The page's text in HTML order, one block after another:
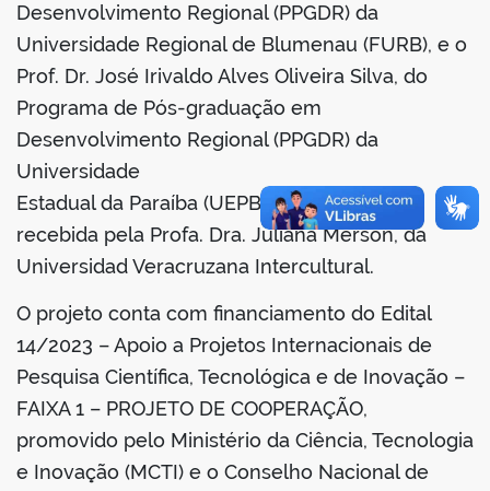
portal
Desenvolvimento Regional (PPGDR) da
Universidade Regional de Blumenau (FURB), e o
Prof. Dr. José Irivaldo Alves Oliveira Silva, do
Programa de Pós-graduação em
Desenvolvimento Regional (PPGDR) da
Universidade
Estadual da Paraíba (UEPB). A delegação foi
recebida pela Profa. Dra. Juliana Merson, da
Universidad Veracruzana Intercultural.
O projeto conta com financiamento do Edital
14/2023 – Apoio a Projetos Internacionais de
Pesquisa Científica, Tecnológica e de Inovação –
FAIXA 1 – PROJETO DE COOPERAÇÃO,
promovido pelo Ministério da Ciência, Tecnologia
e Inovação (MCTI) e o Conselho Nacional de